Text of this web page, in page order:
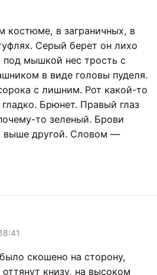
костюме, в заграничных, в
Серый берет он лихо
под мышкой нес трость с
в виде головы пуделя.
с лишним. Рот какой-то
Брюнет. Правый глаз
то зеленый. Брови
выше другой. Словом —
скошено на сторону,
книзу, на высоком